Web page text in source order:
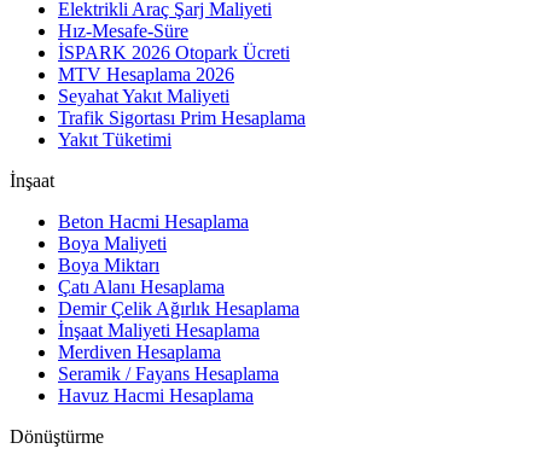
Elektrikli Araç Şarj Maliyeti
Hız-Mesafe-Süre
İSPARK 2026 Otopark Ücreti
MTV Hesaplama 2026
Seyahat Yakıt Maliyeti
Trafik Sigortası Prim Hesaplama
Yakıt Tüketimi
İnşaat
Beton Hacmi Hesaplama
Boya Maliyeti
Boya Miktarı
Çatı Alanı Hesaplama
Demir Çelik Ağırlık Hesaplama
İnşaat Maliyeti Hesaplama
Merdiven Hesaplama
Seramik / Fayans Hesaplama
Havuz Hacmi Hesaplama
Dönüştürme